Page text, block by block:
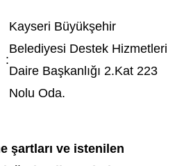
:
Kayseri Büyükşehir
Belediyesi Destek Hizmetleri
Daire Başkanlığı 2.Kat 223
Nolu Oda.
şartları ve istenilen